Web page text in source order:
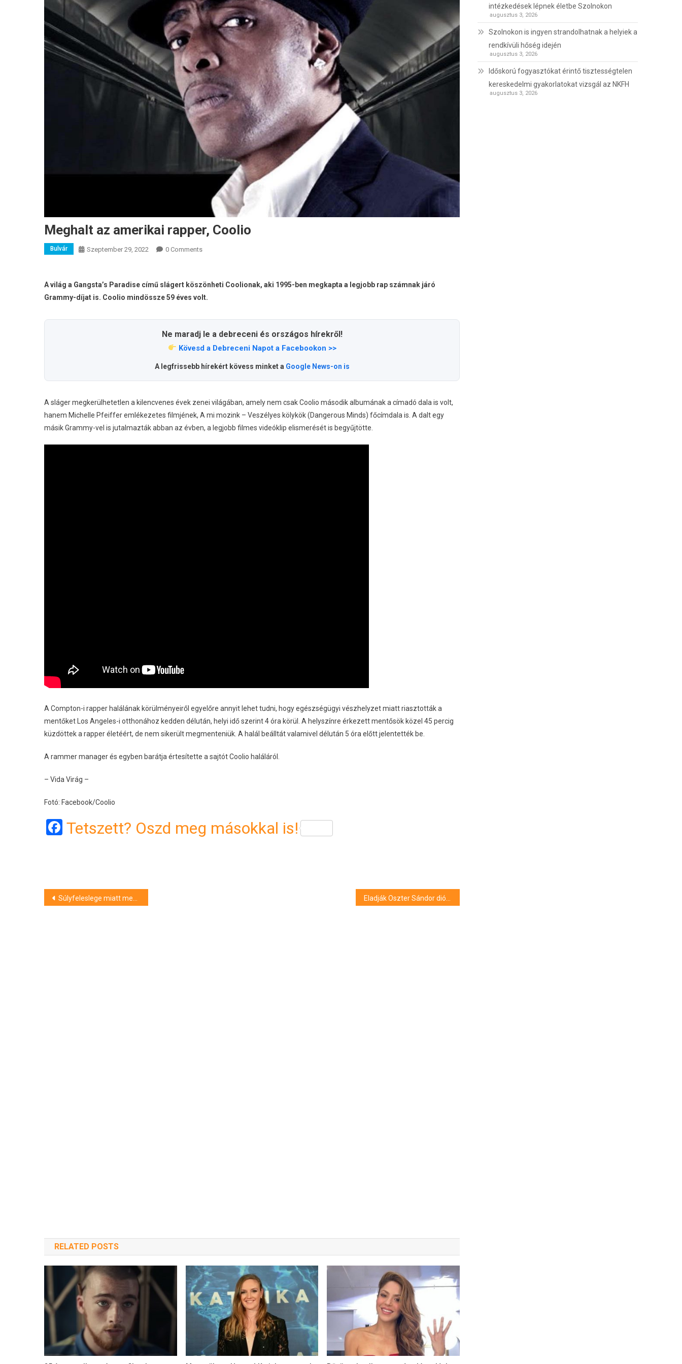
Meghalt az amerikai rapper, Coolio
Bulvár Szeptember 29, 2022 0 Comments
A világ a Gangsta’s Paradise című slágert köszönheti Coolionak, aki 1995-ben megkapta a legjobb rap számnak járó
Grammy-díjat is. Coolio mindössze 59 éves volt.
Ne maradj le a debreceni és országos hírekről!
Kövesd a Debreceni Napot a Facebookon >>
A legfrissebb hírekért kövess minket a Google News-on is
A sláger megkerülhetetlen a kilencvenes évek zenei világában, amely nem csak Coolio második albumának a címadó dala is volt,
hanem Michelle Pfeiffer emlékezetes filmjének, A mi mozink – Veszélyes kölykök (Dangerous Minds) főcímdala is. A dalt egy
másik Grammy-vel is jutalmazták abban az évben, a legjobb filmes videóklip elismerését is begyűjtötte.
A Compton-i rapper halálának körülményeiről egyelőre annyit lehet tudni, hogy egészségügyi vészhelyzet miatt riasztották a
mentőket Los Angeles-i otthonához kedden délután, helyi idő szerint 4 óra körül. A helyszínre érkezett mentősök közel 45 percig
küzdöttek a rapper életéért, de nem sikerült megmenteniük. A halál beálltát valamivel délután 5 óra előtt jelentették be.
A rammer manager és egyben barátja értesítette a sajtót Coolio haláláról.
– Vida Virág –
Fotó: Facebook/Coolio
Facebook
Tetszett? Oszd meg másokkal is!
Bejegyzés
Súlyfeleslege miatt ment tönkre Völgyi Zsuzsi házassága
RELATED POSTS
intézkedések lépnek életbe Szolnokon
augusztus 3, 2026
Szolnokon is ingyen strandolhatnak a helyiek a
rendkívüli hőség idején
augusztus 3, 2026
Időskorú fogyasztókat érintő tisztességtelen
kereskedelmi gyakorlatokat vizsgál az NKFH
augusztus 3, 2026